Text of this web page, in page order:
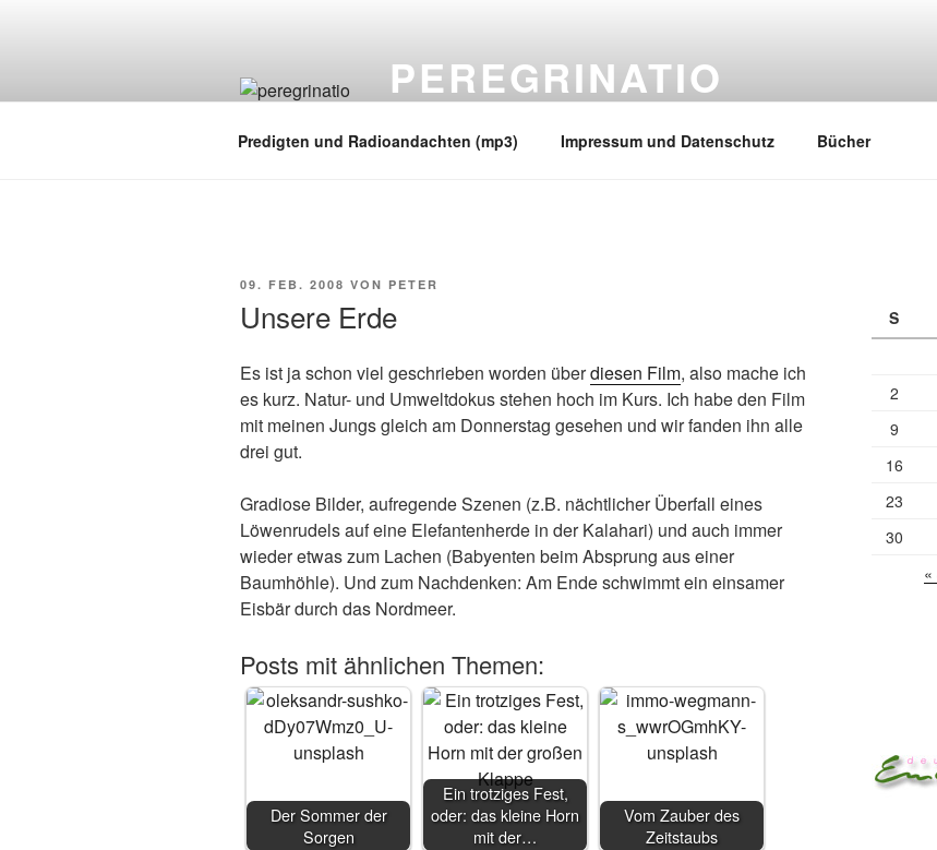
PEREGRINATIO
Predigten und Radioandachten (mp3) Impressum und Datenschutz Bücher
VERÖFFENTLICHT
09. FEB. 2008 VON PETER
Unsere Erde
Es ist ja schon viel geschrieben worden überdiesen Film, also mache ich
es kurz. Natur- und Umweltdokus stehen hoch im Kurs. Ich habe den Film
mit meinen Jungs gleich am Donnerstag gesehen und wir fanden ihn alle
drei gut.
Gradiose Bilder, aufregende Szenen (z.B. nächtlicher Überfall eines
Löwenrudels auf eine Elefantenherde in der Kalahari) und auch immer
wieder etwas zum Lachen (Babyenten beim Absprung aus einer
Baumhöhle). Und zum Nachdenken: Am Ende schwimmt ein einsamer
Eisbär durch das Nordmeer.
Posts mit ähnlichen Themen:
Der Sommer der
Sorgen
Ein trotziges Fest,
oder: das kleine Horn
mit der…
Vom Zauber des
Zeitstaubs
S
2
9
16
23
30
«